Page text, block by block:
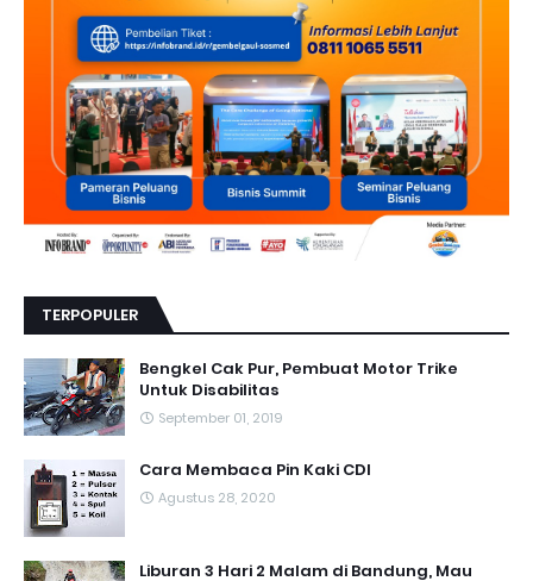
TERPOPULER
Bengkel Cak Pur, Pembuat Motor Trike
Untuk Disabilitas
September 01, 2019
Cara Membaca Pin Kaki CDI
Agustus 28, 2020
Liburan 3 Hari 2 Malam di Bandung, Mau